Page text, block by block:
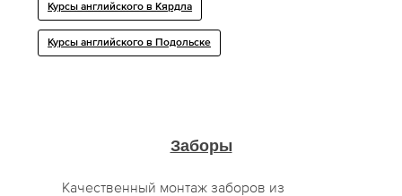
Курсы английского в Кярдла
Курсы английского в Подольске
Заборы
Качественный монтаж заборов из